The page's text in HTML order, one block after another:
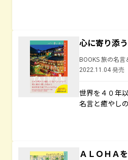
心に寄り添
BOOKS 旅の名言
2022.11.04 発売
世界を４０年
名言と癒やし
ＡＬＯＨＡ